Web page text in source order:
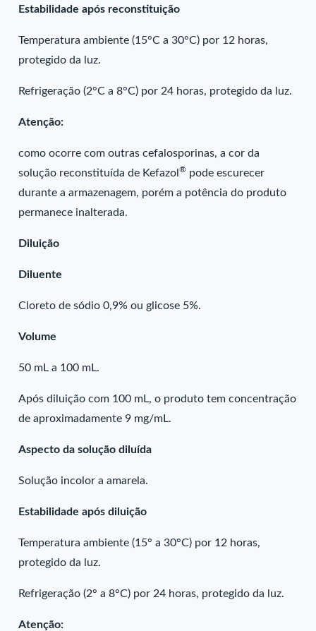
Estabilidade após reconstituição
Temperatura ambiente (15°C a 30°C) por 12 horas,
protegido da luz.
Refrigeração (2°C a 8°C) por 24 horas, protegido da luz.
Atenção:
como ocorre com outras cefalosporinas, a cor da
solução reconstituída de Kefazol® pode escurecer
durante a armazenagem, porém a potência do produto
permanece inalterada.
Diluição
Diluente
Cloreto de sódio 0,9% ou glicose 5%.
Volume
50 mL a 100 mL.
Após diluição com 100 mL, o produto tem concentração
de aproximadamente 9 mg/mL.
Aspecto da solução diluída
Solução incolor a amarela.
Estabilidade após diluição
Temperatura ambiente (15° a 30°C) por 12 horas,
protegido da luz.
Refrigeração (2° a 8°C) por 24 horas, protegido da luz.
Atenção: